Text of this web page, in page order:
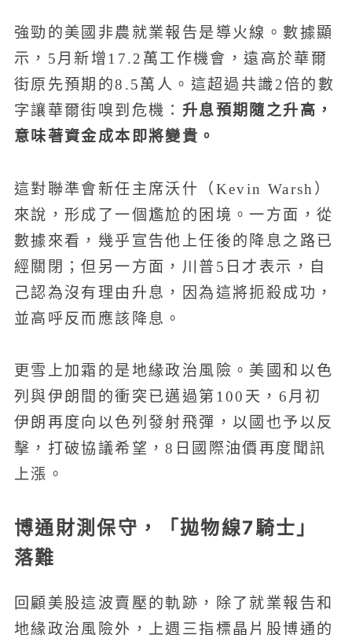
強勁的美國非農就業報告是導火線。數據顯
示，5月新增17.2萬工作機會，遠高於華爾
街原先預期的8.5萬人。這超過共識2倍的數
字讓華爾街嗅到危機： 升息預期隨之升高，
意味著資金成本即將變貴。
這對聯準會新任主席沃什（Kevin Warsh）
來說，形成了一個尷尬的困境。一方面，從
數據來看，幾乎宣告他上任後的降息之路已
經關閉；但另一方面，川普5日才表示，自
己認為沒有理由升息，因為這將扼殺成功，
並高呼反而應該降息。
更雪上加霜的是地緣政治風險。美國和以色
列與伊朗間的衝突已邁過第100天，6月初
伊朗再度向以色列發射飛彈，以國也予以反
擊，打破協議希望，8日國際油價再度聞訊
上漲。
博通財測保守，「拋物線7騎士」
落難
回顧美股這波賣壓的軌跡，除了就業報告和
地緣政治風險外，上週三指標晶片股博通的